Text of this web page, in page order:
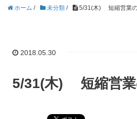
ホーム / 未分類 / 5/31(木) 短縮営業
2018.05.30
5/31(木) 短縮営業